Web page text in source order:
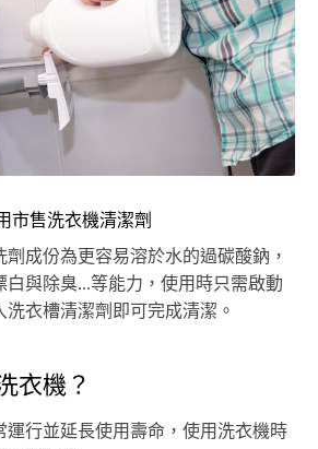
市售洗衣機清潔劑
成份為更容易溶於水的過碳酸鈉，
白與除臭…等能力，使用時只需啟動
衣槽清潔劑即可完成清潔。
衣機？
運行並延長使用壽命，使用洗衣機時